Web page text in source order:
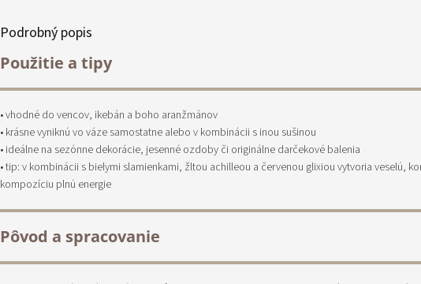
Podrobný popis
Použitie a tipy
• vhodné do vencov, ikebán a boho aranžmánov
• krásne vyniknú vo váze samostatne alebo v kombinácii s inou sušinou
• ideálne na sezónne dekorácie, jesenné ozdoby či originálne darčekové balenia
• tip: v kombinácii s bielymi slamienkami, žltou achilleou a červenou glixiou vytvoria veselú,
kompozíciu plnú energie
Pôvod a spracovanie